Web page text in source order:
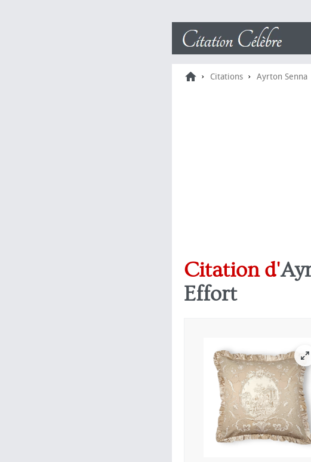
› Citations › Ayrton Senna
Citation d'
Effort